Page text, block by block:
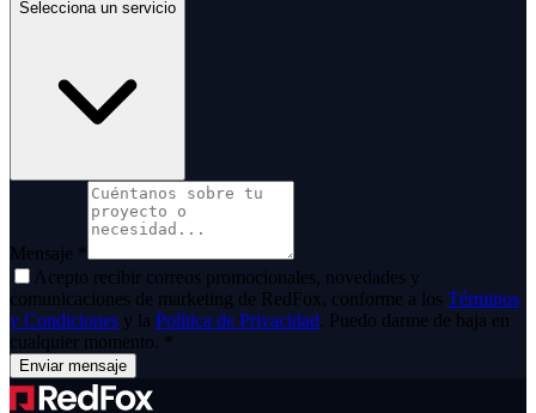
Selecciona un servicio
Mensaje *
Acepto recibir correos promocionales, novedades y
comunicaciones de marketing de RedFox, conforme a los Términos
y Condiciones y la Política de Privacidad. Puedo darme de baja en
cualquier momento. *
Enviar mensaje